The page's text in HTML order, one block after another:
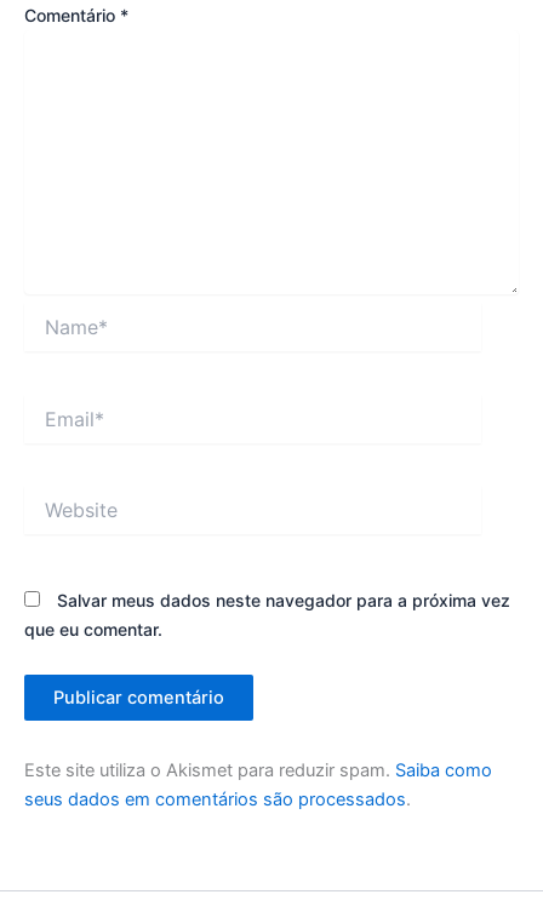
Comentário *
Salvar meus dados neste navegador para a próxima vez
que eu comentar.
Este site utiliza o Akismet para reduzir spam. Saiba como
seus dados em comentários são processados.